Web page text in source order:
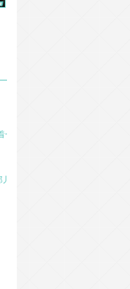
年半，没
有放护膝的